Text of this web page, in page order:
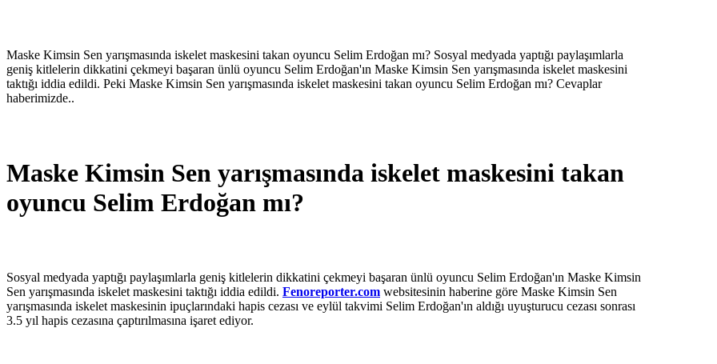
Maske Kimsin Sen yarışmasında iskelet maskesini takan oyuncu Selim Erdoğan mı? Sosyal medyada yaptığı paylaşımlarla
geniş kitlelerin dikkatini çekmeyi başaran ünlü oyuncu Selim Erdoğan'ın Maske Kimsin Sen yarışmasında iskelet maskesini
taktığı iddia edildi. Peki Maske Kimsin Sen yarışmasında iskelet maskesini takan oyuncu Selim Erdoğan mı? Cevaplar
haberimizde..
Maske Kimsin Sen yarışmasında iskelet maskesini takan
oyuncu Selim Erdoğan mı?
Sosyal medyada yaptığı paylaşımlarla geniş kitlelerin dikkatini çekmeyi başaran ünlü oyuncu Selim Erdoğan'ın Maske Kimsin
Sen yarışmasında iskelet maskesini taktığı iddia edildi. Fenoreporter.com websitesinin haberine göre Maske Kimsin Sen
yarışmasında iskelet maskesinin ipuçlarındaki hapis cezası ve eylül takvimi Selim Erdoğan'ın aldığı uyuşturucu cezası sonrası
3.5 yıl hapis cezasına çaptırılmasına işaret ediyor.